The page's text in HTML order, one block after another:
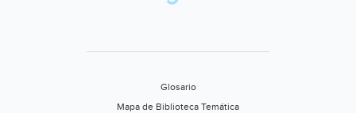
Glosario
Mapa de Biblioteca Temática